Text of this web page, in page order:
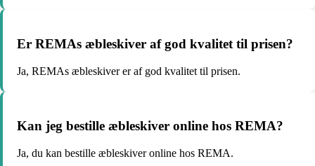
Er REMAs æbleskiver af god kvalitet til prisen?
Ja, REMAs æbleskiver er af god kvalitet til prisen.
Kan jeg bestille æbleskiver online hos REMA?
Ja, du kan bestille æbleskiver online hos REMA.